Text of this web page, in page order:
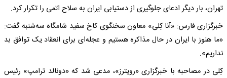
تهران، بار دیگر ادعای جلوگیری از دستیابی ایران به سلاح اتمی را تکرار کرد.
خبرگزاری فارس: «آنا کِلی» معاون سخنگوی کاخ سفید شامگاه سه‌شنبه گفت:‌
«ما هنوز با ایران در حال مذاکره هستیم و عجله‌ای برای انعقاد یک توافق بد
نداریم».
کِلی در مصاحبه با خبرگزاری «رویترز»، مدعی شد که «دونالد ترامپ» رئیس